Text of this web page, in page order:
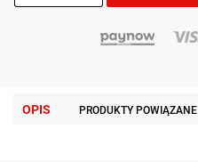
OPIS PRODUKTY POWIĄZANE